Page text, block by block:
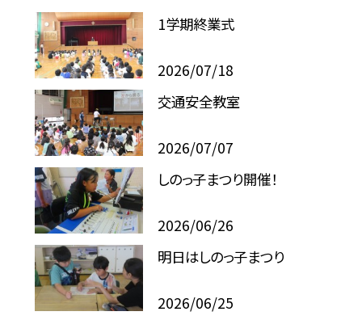
1学期終業式
2026/07/18
交通安全教室
2026/07/07
しのっ子まつり開催！
2026/06/26
明日はしのっ子まつり
2026/06/25